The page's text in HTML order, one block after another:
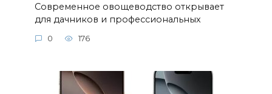
Современное овощеводство открывает
для дачников и профессиональных
0 176